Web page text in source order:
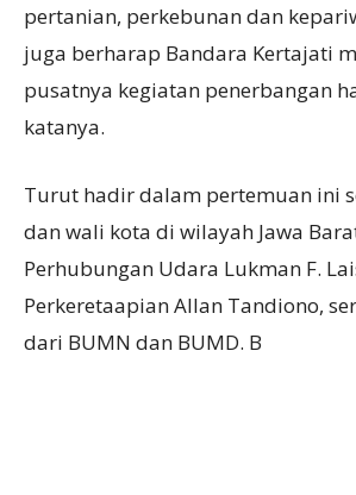
pertanian, perkebunan dan
juga berharap Bandara Kertajati
pusatnya kegiatan penerbangan
katanya.
Turut hadir dalam pertemuan ini
dan wali kota di wilayah Jawa
Perhubungan Udara Lukman F.
Perkeretaapian Allan Tandiono,
dari BUMN dan BUMD. B